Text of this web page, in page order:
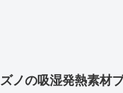
ノの吸湿発熱素材